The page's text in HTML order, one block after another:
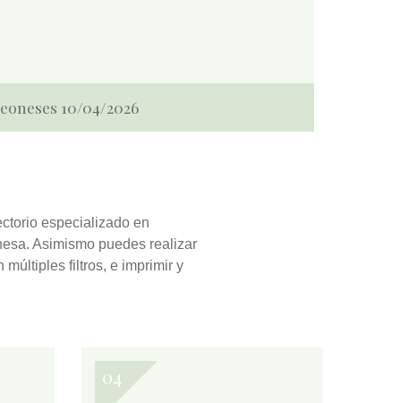
10/04/2026
especializado en
Asimismo puedes realizar
múltiples filtros, e imprimir y